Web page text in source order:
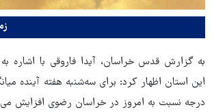
به گزارش قدس خراسان، آیدا فاروقی با اشاره
درجه نسبت به امروز در خراسان رضوی افزایش